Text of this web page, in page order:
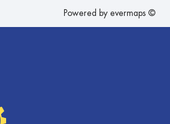
Powered by evermaps ©